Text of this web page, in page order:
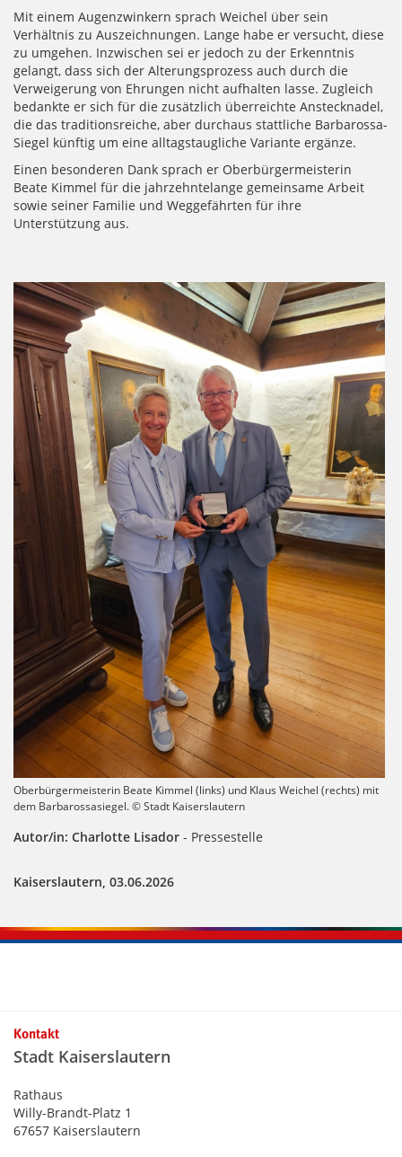
Mit einem Augenzwinkern sprach Weichel über sein
Verhältnis zu Auszeichnungen. Lange habe er versucht, diese
zu umgehen. Inzwischen sei er jedoch zu der Erkenntnis
gelangt, dass sich der Alterungsprozess auch durch die
Verweigerung von Ehrungen nicht aufhalten lasse. Zugleich
bedankte er sich für die zusätzlich überreichte Anstecknadel,
die das traditionsreiche, aber durchaus stattliche Barbarossa-
Siegel künftig um eine alltagstaugliche Variante ergänze.
Einen besonderen Dank sprach er Oberbürgermeisterin
Beate Kimmel für die jahrzehntelange gemeinsame Arbeit
sowie seiner Familie und Weggefährten für ihre
Unterstützung aus.
Oberbürgermeisterin Beate Kimmel (links) und Klaus Weichel (rechts) mit
dem Barbarossasiegel. © Stadt Kaiserslautern
Autor/in: Charlotte Lisador - Pressestelle
Kaiserslautern, 03.06.2026
Kontakt
Stadt Kaiserslautern
Rathaus
Willy-Brandt-Platz 1
67657 Kaiserslautern